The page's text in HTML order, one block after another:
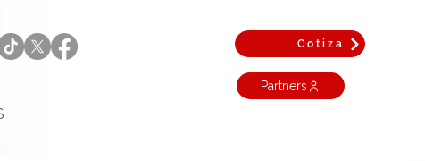
Cotiza
Partners